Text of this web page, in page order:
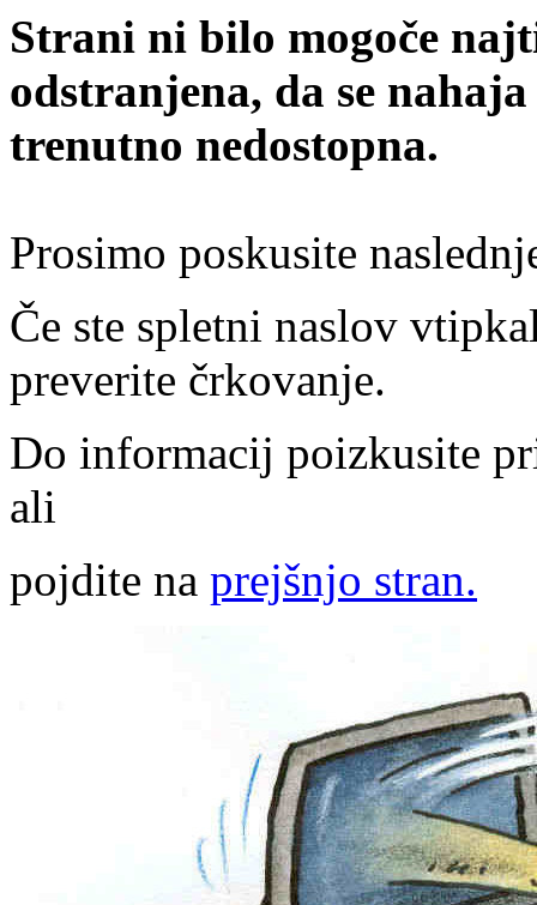
Strani ni bilo mogoče
odstranjena, da se
trenutno nedostopna.
Prosimo poskusite
Če ste spletni naslov
preverite črkovanje.
Do informacij poizkusite
ali
pojdite na prejšnjo stran.